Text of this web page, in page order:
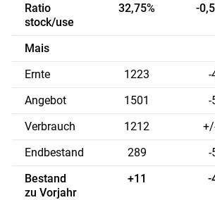
Ratio
stock/use
32,75% -
Mais
Ernte
1223 -
Angebot
1501 -
Verbrauch
1212
Endbestand
289 -
Bestand
zu Vorjahr
+11 -